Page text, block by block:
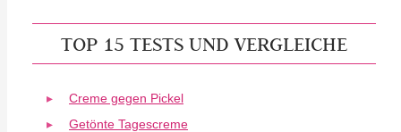
TOP 15 TESTS UND VERGLEICHE
Creme gegen Pickel
Getönte Tagescreme